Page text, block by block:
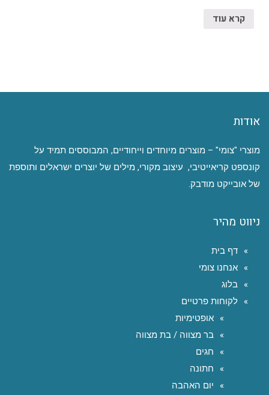
קרא עוד
אודות
מוצרי "צומי" – מוצרים מיוחדים וייחודיים, המבוססים תמיד על
קונספט קריאייטיבי, עיצוב מקורי, מילים של יוצרים ישראלים ותוספת
של אובייקט מודבק.
ניווט מהיר
דף בית
אנחנו צומי
בלוג
לקוחות פרטיים
אופטימיות
בר מצווה / בת מצווה
חגים
חתונה
יום האהבה